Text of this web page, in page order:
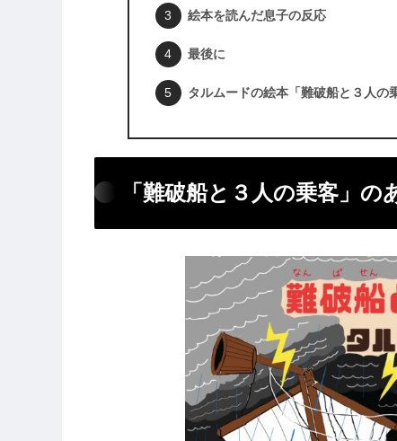
絵本を読んだ息子の反応
最後に
タルムードの絵本「難破船と３人の
「難破船と３人の乗客」の